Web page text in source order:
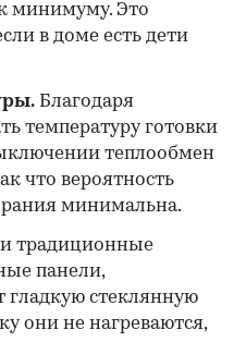
минимуму. Это
в доме есть дети
Благодаря
температуру готовки
теплообмен
что вероятность
минимальна.
традиционные
панели,
стеклянную
они не нагреваются,